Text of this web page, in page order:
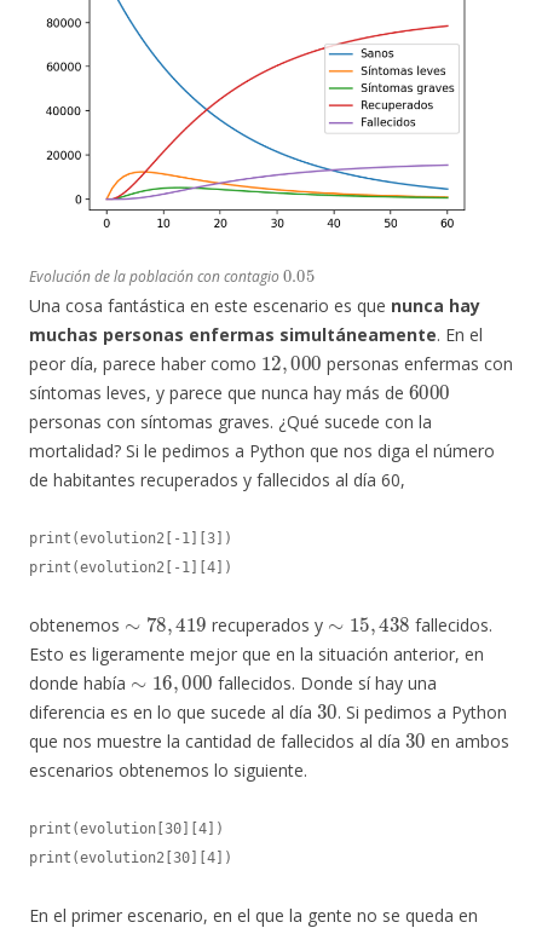
Evolución de la población con contagio
Una cosa fantástica en este escenario es que nunca hay
muchas personas enfermas simultáneamente. En el
peor día, parece haber como
12,000
personas enfermas con
síntomas leves, y parece que nunca hay más de
6000
personas con síntomas graves. ¿Qué sucede con la
mortalidad? Si le pedimos a Python que nos diga el número
de habitantes recuperados y fallecidos al día 60,
print(evolution2[-1][3])
print(evolution2[-1][4])
obtenemos
78 419
recuperados y
15 438
fallecidos.
Esto es ligeramente mejor que en la situación anterior, en
donde había
∼16,000
fallecidos. Donde sí hay una
diferencia es en lo que sucede al día
30
. Si pedimos a Python
que nos muestre la cantidad de fallecidos al día
30
en ambos
escenarios obtenemos lo siguiente.
print(evolution[30][4])
print(evolution2[30][4])
En el primer escenario, en el que la gente no se queda en